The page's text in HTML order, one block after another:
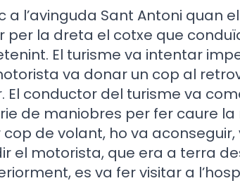
a l’avinguda Sant Antoni quan
la dreta el cotxe que
El turisme va intentar
va donar un cop al
El conductor del turisme va
de maniobres per fer caure
de volant, ho va aconseguir,
el motorista, que era a terra
es va fer visitar a